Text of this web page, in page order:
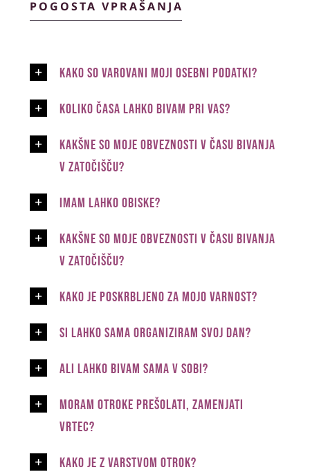
POGOSTA VPRAŠANJA
Kako so varovani moji osebni podatki?
Koliko časa lahko bivam pri vas?
Kakšne so moje obveznosti v času bivanja
v Zatočišču?
Imam lahko obiske?
Kakšne so moje obveznosti v času bivanja
v Zatočišču?
Kako je poskrbljeno za mojo varnost?
Si lahko sama organiziram svoj dan?
Ali lahko bivam sama v sobi?
Moram otroke prešolati, zamenjati
vrtec?
Kako je z varstvom otrok?